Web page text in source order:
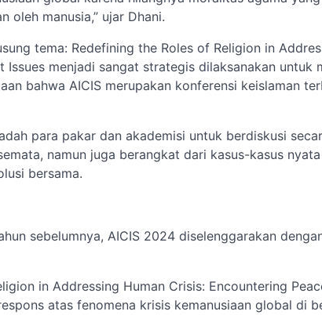
oleh manusia,” ujar Dhani.
tema: Redefining the Roles of Religion in
Issues menjadi sangat strategis dilaksanakan untuk
bahwa AICIS merupakan konferensi keislaman
para pakar dan akademisi untuk berdiskusi
namun juga berangkat dari kasus-kasus
bersama.
sebelumnya, AICIS 2024 diselenggarakan
in Addressing Human Crisis: Encountering
atas fenomena krisis kemanusiaan global di